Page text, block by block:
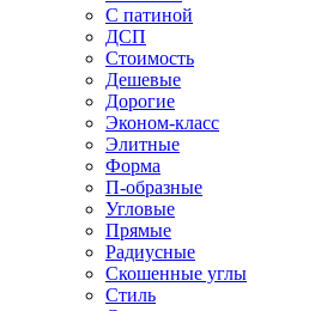
С патиной
ДСП
Стоимость
Дешевые
Дорогие
Эконом-класс
Элитные
Форма
П-образные
Угловые
Прямые
Радиусные
Скошенные углы
Стиль